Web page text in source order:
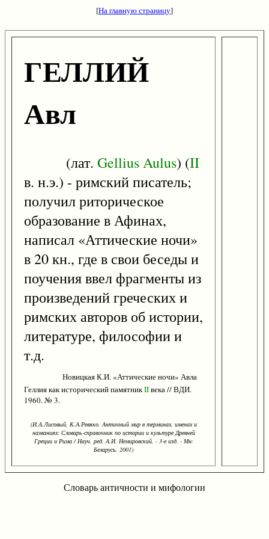
[На главную страницу]
ГЕЛЛИЙ
Авл
(лат. GelliusAulus) (II
в. н.э.) - римский писатель;
получил риторическое
образование в Афинах,
написал «Аттические ночи»
в 20 кн., где в свои беседы и
поучения ввел фрагменты из
произведений греческих и
римских авторов об истории,
литературе, философии и
т.д.
Новицкая К.И. «Аттические ночи» Авла
Геллия как исторический памятникIIвека // ВДИ.
1960. № 3.
(И.А.Лисовый, К.А.Ревяко. Античный мир в терминах, именах и
названиях: Словарь-справочник по истории и культуре Древней
Греции и Рима / Науч. ред. А.И. Немировский. - 3-е изд. - Мн:
Беларусь, 2001)
Словарь античности и мифологии